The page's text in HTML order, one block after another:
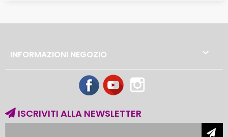
INFORMAZIONI NEGOZIO 
FacebookYouTube
ISCRIVITI ALLA NEWSLETTER